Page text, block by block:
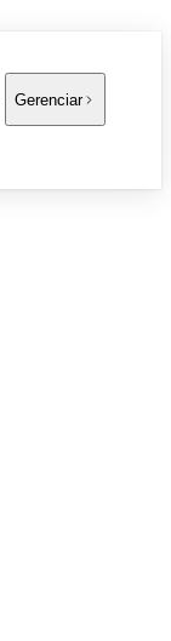
Gerenciar